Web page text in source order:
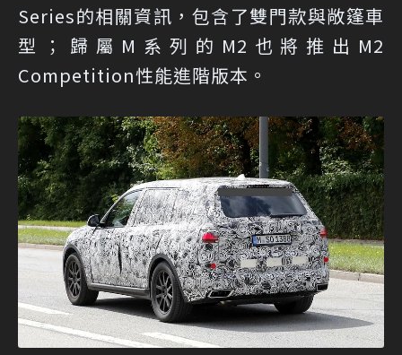
Series的相關資訊，包含了雙門款與敞篷車
型；歸屬M系列的M2也將推出M2
Competition性能進階版本。